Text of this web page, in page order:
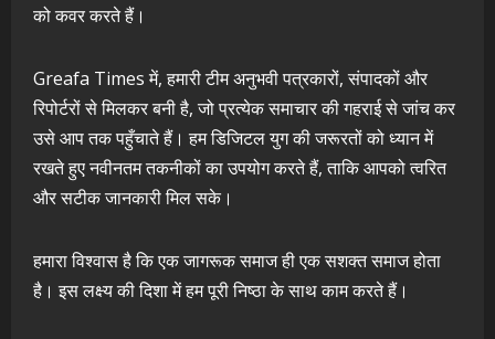
को कवर करते हैं।
Greafa Times में, हमारी टीम अनुभवी पत्रकारों, संपादकों और
रिपोर्टरों से मिलकर बनी है, जो प्रत्येक समाचार की गहराई से जांच कर
उसे आप तक पहुँचाते हैं। हम डिजिटल युग की जरूरतों को ध्यान में
रखते हुए नवीनतम तकनीकों का उपयोग करते हैं, ताकि आपको त्वरित
और सटीक जानकारी मिल सके।
हमारा विश्वास है कि एक जागरूक समाज ही एक सशक्त समाज होता
है। इस लक्ष्य की दिशा में हम पूरी निष्ठा के साथ काम करते हैं।